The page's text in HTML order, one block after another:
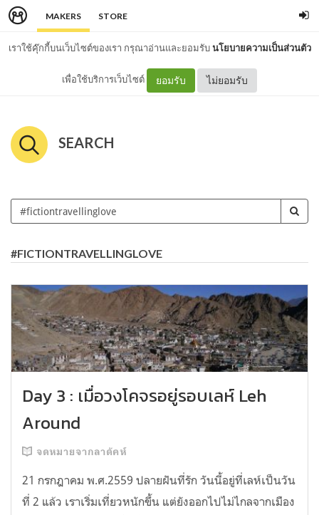
MAKERS STORE
เราใช้คุ๊กกี้บนเว็บไซต์ของเรา กรุณาอ่านและยอมรับนโยบายความเป็นส่วนตัว
เพื่อใช้บริการเว็บไซต์ ยอมรับ ไม่ยอมรับ
SEARCH
#FICTIONTRAVELLINGLOVE
Day 3 : เมื่อวงโคจรอยู่รอบเลห์ Leh
Around
จดหมายจากลาดัคห์
21 กรกฎาคม พ.ศ.2559 ปลายฝันที่รัก วันนี้อยู่ที่เลห์เป็นวัน
ที่ 2 แล้ว เราเริ่มเที่ยวหนักขึ้น แต่ยังออกไปไม่ไกลจากเมือง